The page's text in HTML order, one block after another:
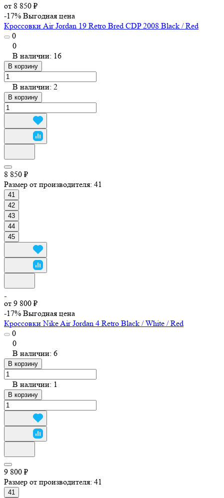
от 8 850 ₽
-17% Выгодная цена
Кроссовки Air Jordan 19 Retro Bred CDP 2008 Black / Red
0
0
В наличии: 16
В корзину
В наличии: 2
В корзину
8 850 ₽
Размер от производителя: 41
41
42
43
44
45
от 9 800 ₽
-17% Выгодная цена
Кроссовки Nike Air Jordan 4 Retro Black / White / Red
0
0
В наличии: 6
В корзину
В наличии: 1
В корзину
9 800 ₽
Размер от производителя: 41
41